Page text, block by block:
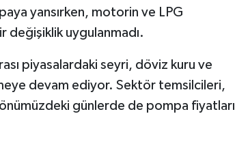
yansırken, motorin ve LPG
değişiklik uygulanmadı.
piyasalardaki seyri, döviz kuru ve
devam ediyor. Sektör temsilcileri,
günlerde de pompa fiyatları